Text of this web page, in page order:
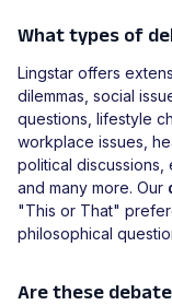
What types of
Lingstar offers
dilemmas, social
questions, lifestyle
workplace issues,
political discussions,
and many more. Our
"This or That"
philosophical
Are these